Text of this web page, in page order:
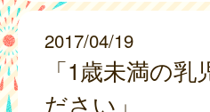
2017/04/19
「1歳未満の
ださい」